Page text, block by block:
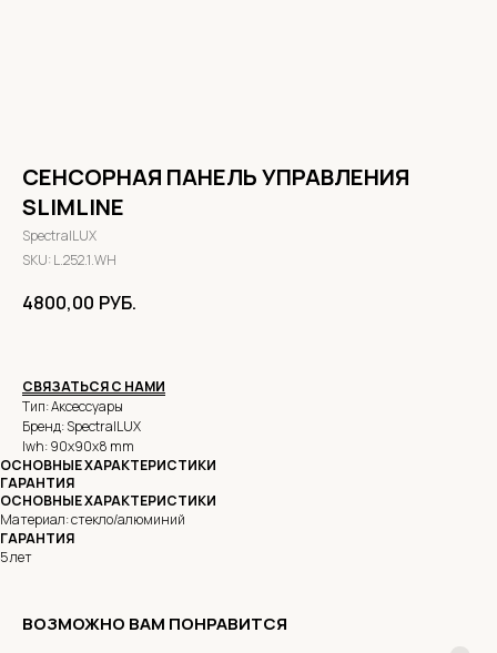
СЕНСОРНАЯ ПАНЕЛЬ УПРАВЛЕНИЯ
SLIMLINE
SpectralLUX
SKU: L.252.1.WH
4800,00 РУБ.
СВЯЗАТЬСЯ С НАМИ
Тип: Аксессуары
Бренд: SpectralLUX
lwh: 90x90x8 mm
ОСНОВНЫЕ ХАРАКТЕРИСТИКИ
ГАРАНТИЯ
ОСНОВНЫЕ ХАРАКТЕРИСТИКИ
Материал: стекло/алюминий
ГАРАНТИЯ
5 лет
ВОЗМОЖНО ВАМ ПОНРАВИТСЯ